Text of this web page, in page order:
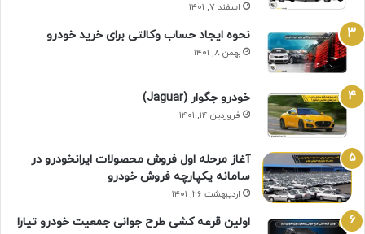
اسفند ۷, ۱۴۰۱
نحوه ایجاد حساب وکالتی برای خرید خودرو
بهمن ۸, ۱۴۰۱
خودرو جگوار (Jaguar)
فروردین ۱۴, ۱۴۰۱
آغاز مرحله اول فروش محصولات ایرانخودرو در
سامانه یکپارچه فروش خودرو
اردیبهشت ۲۶, ۱۴۰۱
اولین قرعه‌ کشی طرح جوانی جمعیت خودرو تیارا